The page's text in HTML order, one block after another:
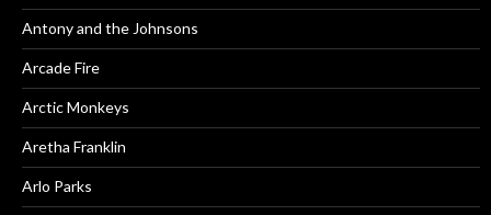
Antony and the Johnsons
Arcade Fire
Arctic Monkeys
Aretha Franklin
Arlo Parks